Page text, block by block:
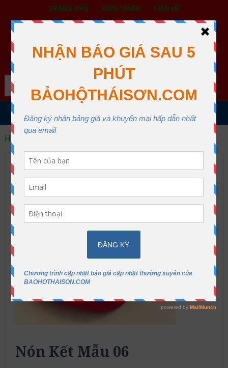
TRANG CHỦ GIỚI THIỆU LIÊN HỆ
BẢO HỘ LAO ĐỘNG THÁI SƠN
XƯỞNG MAY THÁI SƠN QUẬN 12
Search
MENU
Home
Nón Kết Mẫu 06